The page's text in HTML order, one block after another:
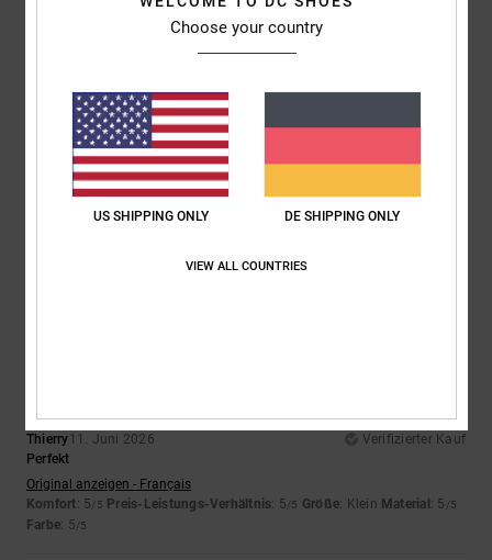
5/5
15. Juni 2026
Verifizierter Kauf
Tolle, kultige Sneaker
Ich empfehle dieses Produkt
Thierry11. Juni 2026
Verifizierter Kauf
Perfekt
Original anzeigen - Français
Komfort: 5/5 Preis-Leistungs-Verhältnis: 5/5 Größe: Klein Material : 5 /5
Farbe: 5/5
Choose your country
US SHIPPING ONLY DE SHIPPING ONLY
VIEW ALL COUNTRIES